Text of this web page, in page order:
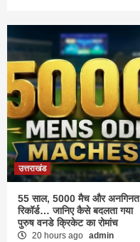
उत्तराखंड
55 साल, 5000 मैच और अनगिनत
रिकॉर्ड… जानिए कैसे बदलता गया
पुरुष वनडे क्रिकेट का रोमांच
20 hours ago admin